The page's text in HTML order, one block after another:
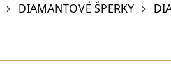
DIAMANTOVÉ ŠPERKY